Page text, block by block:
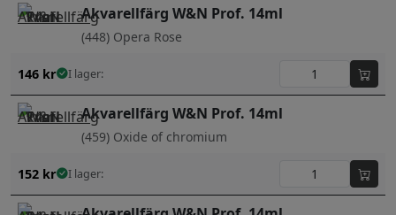
Akvarellfärg W&N Prof. 14ml
(448) Opera Rose
146 kr I lager:
Akvarellfärg W&N Prof. 14ml
(459) Oxide of chromium
152 kr I lager: